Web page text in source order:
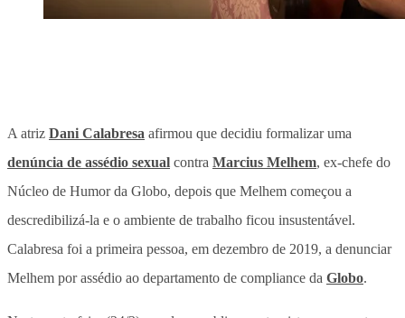
A atriz Dani Calabresa afirmou que decidiu formalizar uma
denúncia de assédio sexual contra Marcius Melhem, ex-chefe do
Núcleo de Humor da Globo, depois que Melhem começou a
descredibilizá-la e o ambiente de trabalho ficou insustentável.
Calabresa foi a primeira pessoa, em dezembro de 2019, a denunciar
Melhem por assédio ao departamento de compliance da Globo.